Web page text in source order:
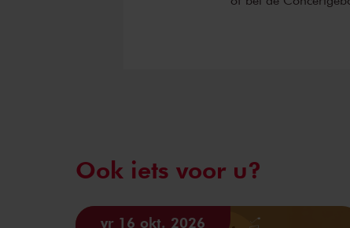
Ook iets voor u?
vr 16 okt. 2026